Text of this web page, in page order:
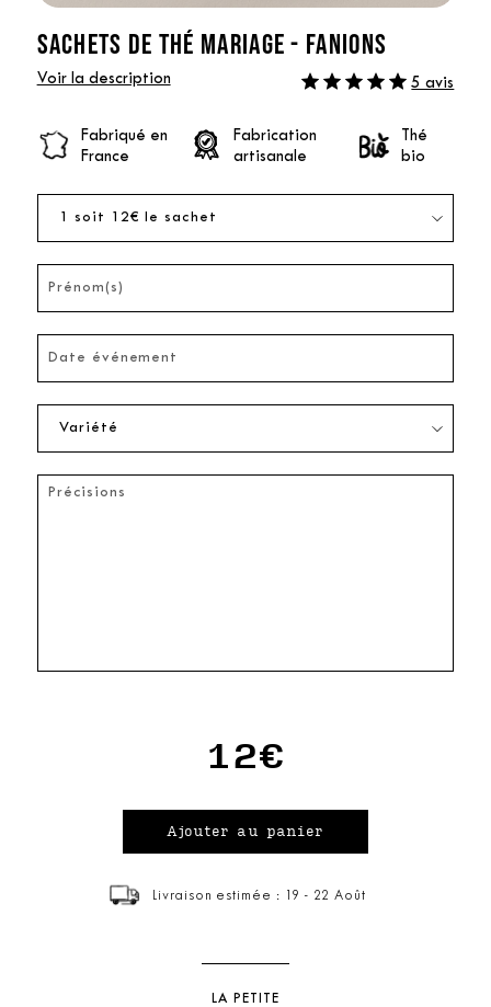
SACHETS DE THÉ MARIAGE - FANIONS
Voir la description 5 avis
Fabriqué en
France
Fabrication
artisanale
Thé
bio
12€
Livraison estimée : 19 - 22 Août
LA PETITE